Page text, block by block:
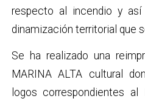
respecto al incendio y así
dinamización territorial que
Se ha realizado una
MARINA ALTA cultural
logos correspondientes